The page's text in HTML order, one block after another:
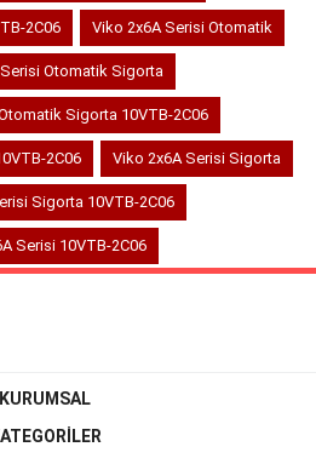
2C06 Viko 2x6A Serisi Otomatik
Otomatik Sigorta
Sigorta 10VTB-2C06
2C06 Viko 2x6A Serisi Sigorta
Sigorta 10VTB-2C06
Serisi 10VTB-2C06
KURUMSAL